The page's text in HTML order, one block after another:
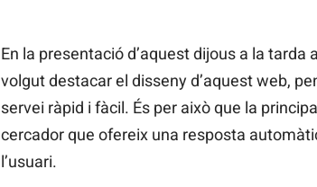
En la presentació d’aquest dijous a la tarda
volgut destacar el disseny d’aquest web,
servei ràpid i fàcil. És per això que la
cercador que ofereix una resposta
l’usuari.